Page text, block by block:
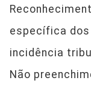
específica
incidência
Não